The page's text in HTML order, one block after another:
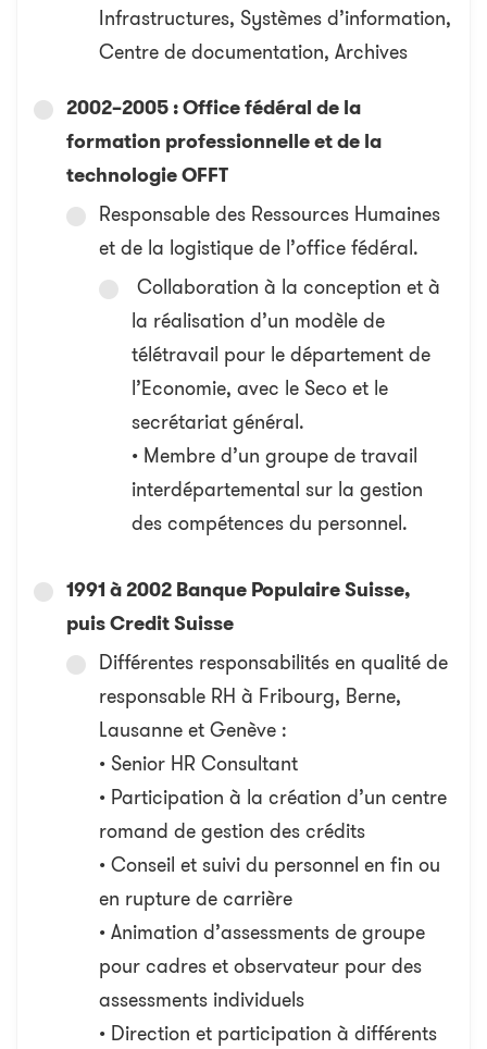
Infrastructures, Systèmes d’information,
Centre de documentation, Archives
2002–2005 : Office fédéral de la
formation professionnelle et de la
technologie OFFT
Responsable des Ressources Humaines
et de la logistique de l’office fédéral.
Collaboration à la conception et à
la réalisation d’un modèle de
télétravail pour le département de
l’Economie, avec le Seco et le
secrétariat général.
• Membre d’un groupe de travail
interdépartemental sur la gestion
des compétences du personnel.
1991 à 2002 Banque Populaire Suisse,
puis Credit Suisse
Différentes responsabilités en qualité de
responsable RH à Fribourg, Berne,
Lausanne et Genève :
• Senior HR Consultant
• Participation à la création d’un centre
romand de gestion des crédits
• Conseil et suivi du personnel en fin ou
en rupture de carrière
• Animation d’assessments de groupe
pour cadres et observateur pour des
assessments individuels
• Direction et participation à différents